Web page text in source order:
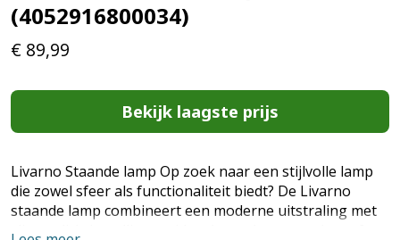
(4052916800034)
€ 89,99
Bekijk laagste prijs
Livarno Staande lamp Op zoek naar een stijlvolle lamp
die zowel sfeer als functionaliteit biedt? De Livarno
staande lamp combineert een moderne uitstraling met
slimme lichtinstellingen, ideaal voor lezen, werken of